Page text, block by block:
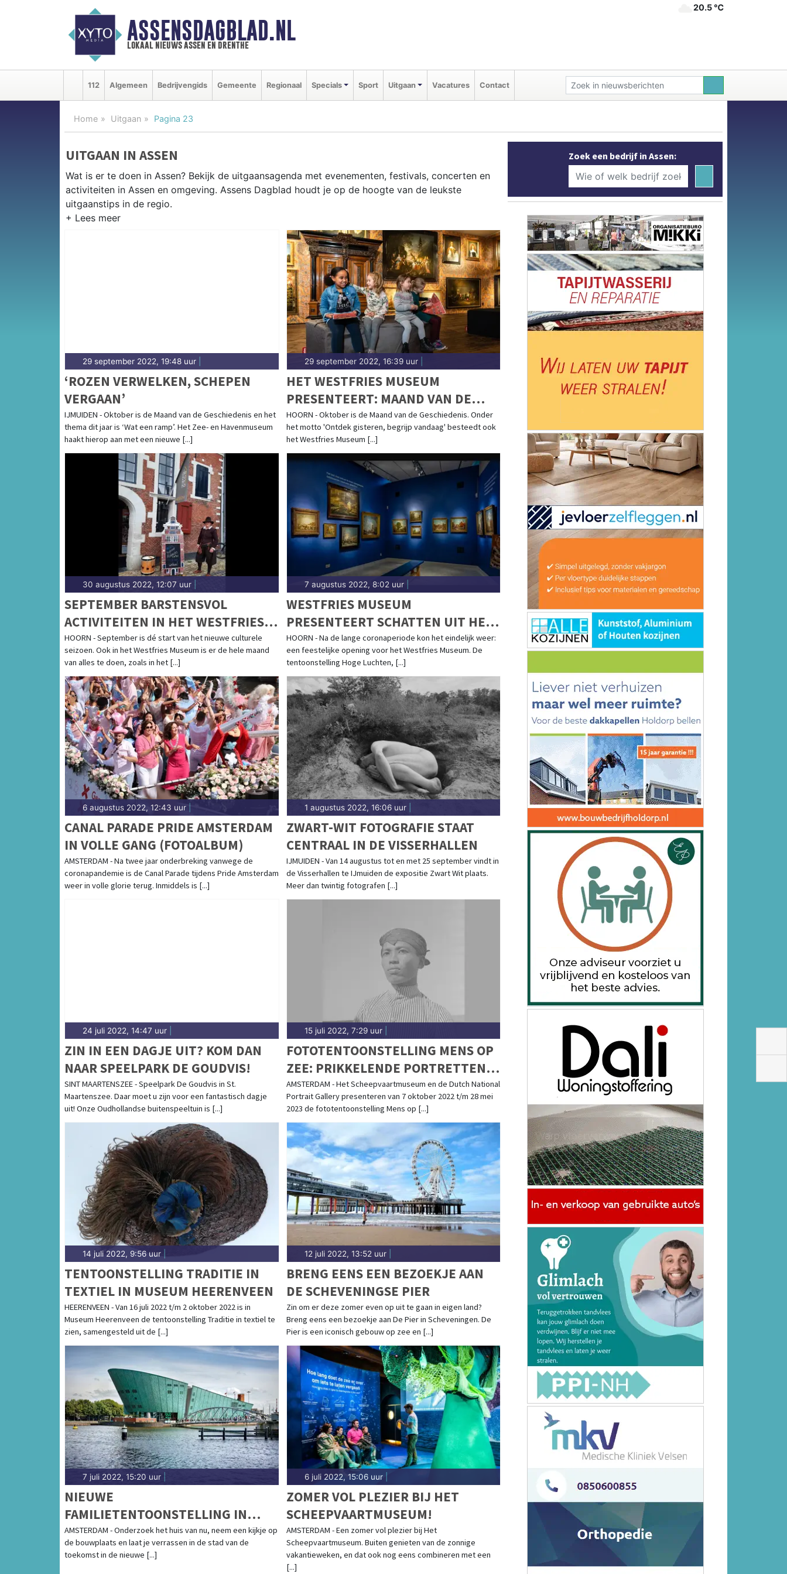
ASSENSDAGBLAD.NL
lokaal nieuws assen en drenthe
20.5 ℃
112 Algemeen Bedrijvengids Gemeente Regionaal Specials Sport Uitgaan Vacatures Contact
Home Uitgaan Pagina 23
UITGAAN IN ASSEN
Wat is er te doen in Assen? Bekijk de uitgaansagenda met evenementen, festivals, concerten en
activiteiten in Assen en omgeving. Assens Dagblad houdt je op de hoogte van de leukste
uitgaanstips in de regio.
Van markten en culturele evenementen tot muziekfestivals en culinaire events - ontdek het
29 september 2022, 19:48 uur
‘ROZEN VERWELKEN, SCHEPEN
VERGAAN’
IJMUIDEN - Oktober is de Maand van de Geschiedenis en het
thema dit jaar is ‘Wat een ramp’. Het Zee- en Havenmuseum
haakt hierop aan met een nieuwe [...]
29 september 2022, 16:39 uur|
HET WESTFRIES MUSEUM
PRESENTEERT: MAAND VAN DE
GESCHIEDENIS
HOORN - Oktober is de Maand van de Geschiedenis. Onder
het motto 'Ontdek gisteren, begrijp vandaag' besteedt ook
het Westfries Museum [...]
30 augustus 2022, 12:07 uur
SEPTEMBER BARSTENSVOL
ACTIVITEITEN IN HET WESTFRIES
MUSEUM MUZIEK, HOGE LUCHTEN
ÉN EEN KIJKJE IN DE TOEKOMST
HOORN - September is dé start van het nieuwe culturele
seizoen. Ook in het Westfries Museum is er de hele maand
van alles te doen, zoals in het [...]
7 augustus 2022, 8:02 uur|
WESTFRIES MUSEUM
PRESENTEERT SCHATTEN UIT HET
RIJKSMUSEUM: TENTOONSTELLING
HOGE LUCHTEN VAN START
HOORN - Na de lange coronaperiode kon het eindelijk weer:
een feestelijke opening voor het Westfries Museum. De
tentoonstelling Hoge Luchten, [...]
6 augustus 2022, 12:43 uur
CANAL PARADE PRIDE AMSTERDAM
IN VOLLE GANG (FOTOALBUM)
AMSTERDAM - Na twee jaar onderbreking vanwege de
coronapandemie is de Canal Parade tijdens Pride Amsterdam
weer in volle glorie terug. Inmiddels is [...]
1 augustus 2022, 16:06 uur|
ZWART-WIT FOTOGRAFIE STAAT
CENTRAAL IN DE VISSERHALLEN
IJMUIDEN - Van 14 augustus tot en met 25 september vindt in
de Visserhallen te IJmuiden de expositie Zwart Wit plaats.
Meer dan twintig fotografen [...]
24 juli 2022, 14:47 uur
ZIN IN EEN DAGJE UIT? KOM DAN
NAAR SPEELPARK DE GOUDVIS!
SINT MAARTENSZEE - Speelpark De Goudvis in St.
Maartenszee. Daar moet u zijn voor een fantastisch dagje
uit! Onze Oudhollandse buitenspeeltuin is [...]
15 juli 2022, 7:29 uur|
FOTOTENTOONSTELLING MENS OP
ZEE: PRIKKELENDE PORTRETTEN
EN VERHALEN
AMSTERDAM - Het Scheepvaartmuseum en de Dutch National
Portrait Gallery presenteren van 7 oktober 2022 t/m 28 mei
2023 de fototentoonstelling Mens op [...]
14 juli 2022, 9:56 uur
TENTOONSTELLING TRADITIE IN
TEXTIEL IN MUSEUM HEERENVEEN
HEERENVEEN - Van 16 juli 2022 t/m 2 oktober 2022 is in
Museum Heerenveen de tentoonstelling Traditie in textiel te
zien, samengesteld uit de [...]
12 juli 2022, 13:52 uur|
BRENG EENS EEN BEZOEKJE AAN
DE SCHEVENINGSE PIER
Zin om er deze zomer even op uit te gaan in eigen land?
Breng eens een bezoekje aan De Pier in Scheveningen. De
Pier is een iconisch gebouw op zee en [...]
7 juli 2022, 15:20 uur
NIEUWE
FAMILIETENTOONSTELLING IN
NEMO SCIENCE MUSEUM: WAT EEN
GEBOUW!
AMSTERDAM - Onderzoek het huis van nu, neem een kijkje op
de bouwplaats en laat je verrassen in de stad van de
toekomst in de nieuwe [...]
6 juli 2022, 15:06 uur|
ZOMER VOL PLEZIER BIJ HET
SCHEEPVAARTMUSEUM!
AMSTERDAM - Een zomer vol plezier bij Het
Scheepvaartmuseum. Buiten genieten van de zonnige
vakantieweken, en dat ook nog eens combineren met een
[...]
Zoek een bedrijf in Assen: